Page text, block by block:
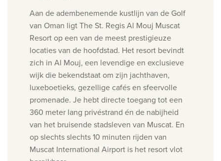
Aan de adembenemende kustlijn van de Golf
van Oman ligt The St. Regis Al Mouj Muscat
Resort op een van de meest prestigieuze
locaties van de hoofdstad. Het resort bevindt
zich in Al Mouj, een levendige en exclusieve
wijk die bekendstaat om zijn jachthaven,
luxeboetieks, gezellige cafés en sfeervolle
promenade. Je hebt directe toegang tot een
360 meter lang privéstrand én de nabijheid
van het bruisende stadsleven van Muscat. En
op slechtsslechts 10 minuten rijden van
Muscat International Airport is het resort vlot